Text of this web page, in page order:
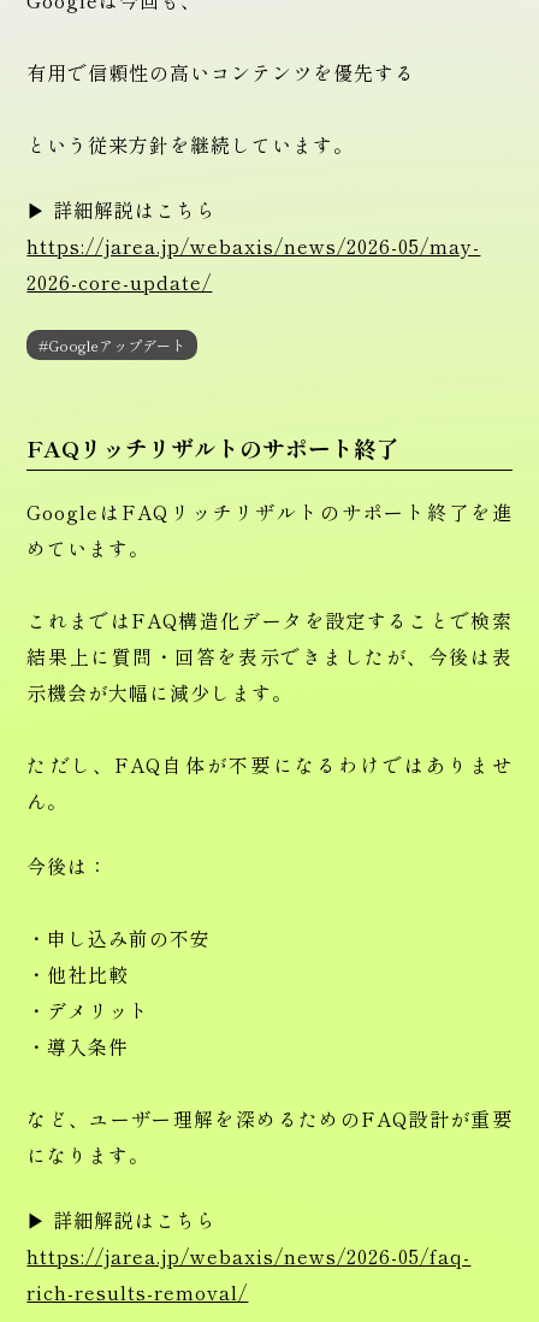
有用で信頼性の高いコンテンツを優先する
という従来方針を継続しています。
▶ 詳細解説はこちら
https://jarea.jp/webaxis/news/2026-05/may-
2026-core-update/
#Googleアップデート
FAQリッチリザルトのサポート終了
GoogleはFAQリッチリザルトのサポート終了を進
めています。
これまではFAQ構造化データを設定することで検索
結果上に質問・回答を表示できましたが、今後は表
示機会が大幅に減少します。
ただし、FAQ自体が不要になるわけではありませ
ん。
今後は：
・申し込み前の不安
・他社比較
・デメリット
・導入条件
など、ユーザー理解を深めるためのFAQ設計が重要
になります。
▶ 詳細解説はこちら
https://jarea.jp/webaxis/news/2026-05/faq-
rich-results-removal/